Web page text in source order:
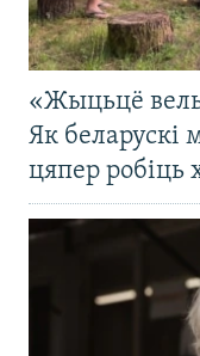
«Жыцьцё
Як беларускі
цяпер робіць